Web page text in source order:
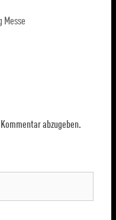
Messe
abzugeben.